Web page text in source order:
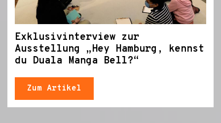
Exklusivinterview zur
Ausstellung „Hey Hamburg, kennst
du Duala Manga Bell?“
Zum Artikel